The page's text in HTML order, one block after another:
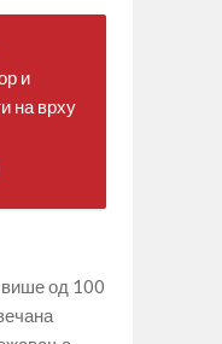
и
на врху
од 100